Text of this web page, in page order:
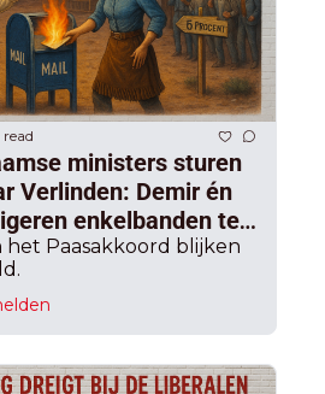
ministers sturen
Verlinden: Demir én
enkelbanden te
in het
het Paasakkoord blijken